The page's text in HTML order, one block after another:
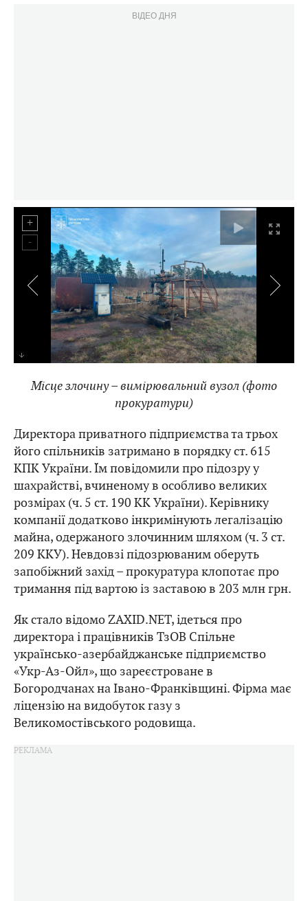
ВІДЕО ДНЯ
Місце злочину – вимірювальний вузол (фото
прокуратури)
Директора приватного підприємства та трьох
його спільників затримано в порядку ст. 615
КПК України. Їм повідомили про підозру у
шахрайстві, вчиненому в особливо великих
розмірах (ч. 5 ст. 190 КК України). Керівнику
компанії додатково інкримінують легалізацію
майна, одержаного злочинним шляхом (ч. 3 ст.
209 ККУ). Невдовзі підозрюваним оберуть
запобіжний захід – прокуратура клопотає про
тримання під вартою із заставою в 203 млн грн.
Як стало відомо ZAXID.NET, ідеться про
директора і працівників ТзОВ Спільне
українсько-азербайджанське підприємство
«Укр-Аз-Ойл», що зареєстроване в
Богородчанах на Івано-Франківщині. Фірма має
ліцензію на видобуток газу з
Великомостівського родовища.